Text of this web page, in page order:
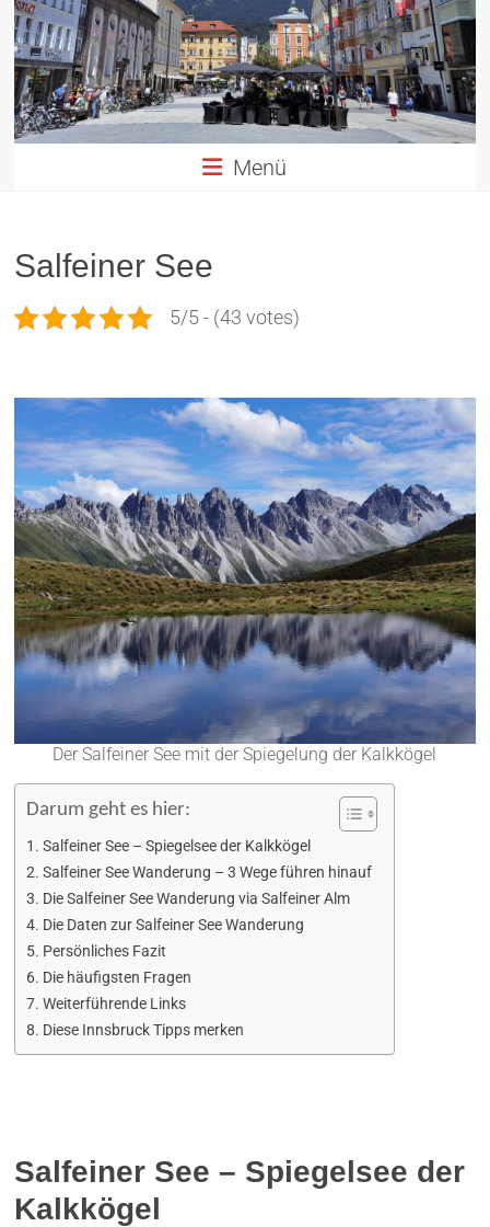
Altstadt
Innsbruck
in
TIROL
Menü
Salfeiner See
5/5 - (43 votes)
Der Salfeiner See mit der Spiegelung der Kalkkögel
Darum geht es hier:
Salfeiner See – Spiegelsee der Kalkkögel
Salfeiner See Wanderung – 3 Wege führen hinauf
Die Salfeiner See Wanderung via Salfeiner Alm
Die Daten zur Salfeiner See Wanderung
Persönliches Fazit
Die häufigsten Fragen
Weiterführende Links
Diese Innsbruck Tipps merken
Salfeiner See – Spiegelsee der
Kalkkögel